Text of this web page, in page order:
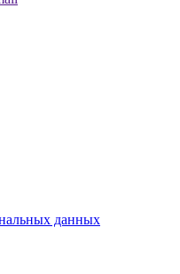
данных